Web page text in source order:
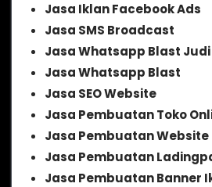
Jasa Iklan Facebook Ads
Jasa SMS Broadcast
Jasa Whatsapp Blast Judi
Jasa Whatsapp Blast
Jasa SEO Website
Jasa Pembuatan Toko
Jasa Pembuatan Website
Jasa Pembuatan
Jasa Pembuatan Banner